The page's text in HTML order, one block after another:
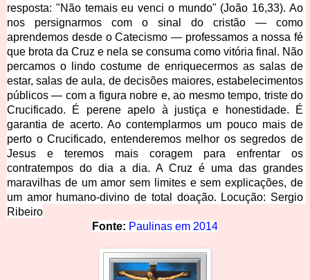
resposta: "Não temais eu venci o mundo" (João 16,33). Ao
nos persignarmos com o sinal do cristão — como
aprendemos desde o Catecismo — professamos a nossa fé
que brota da Cruz e nela se consuma como vitória final. Não
percamos o lindo costume de enriquecermos as salas de
estar, salas de aula, de decisões maiores, estabelecimentos
públicos — com a figura nobre e, ao mesmo tempo, triste do
Crucificado. É perene apelo à justiça e honestidade. É
garantia de acerto. Ao contemplarmos um pouco mais de
perto o Crucificado, entenderemos melhor os segredos de
Jesus e teremos mais coragem para enfrentar os
contratempos do dia a dia. A Cruz é uma das grandes
maravilhas de um amor sem limites e sem explicações, de
um amor humano-divino de total doação. Locução: Sergio
Ribeiro
Fonte: Paulinas em 2014